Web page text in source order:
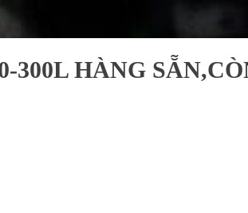
300L HÀNG